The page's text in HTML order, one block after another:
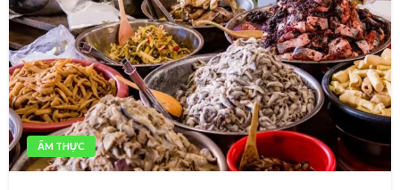
ẨM THỰC